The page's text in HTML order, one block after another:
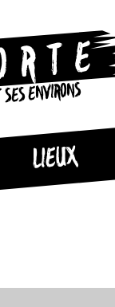
ENVIRONS
LIEUX